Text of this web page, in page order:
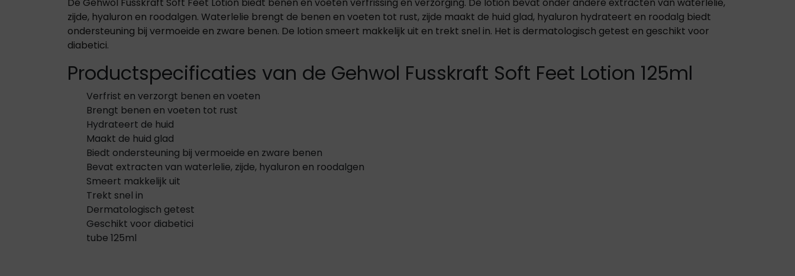
hoeveelheid
De Gehwol Fusskraft Soft Feet Lotion biedt benen en voeten verfrissing en verzorging. De lotion bevat onder andere extracten van waterlelie,
zijde, hyaluron en roodalgen. Waterlelie brengt de benen en voeten tot rust, zijde maakt de huid glad, hyaluron hydrateert en roodalg biedt
ondersteuning bij vermoeide en zware benen. De lotion smeert makkelijk uit en trekt snel in. Het is dermatologisch getest en geschikt voor
diabetici.
Productspecificaties van de Gehwol Fusskraft Soft Feet Lotion 125ml
Verfrist en verzorgt benen en voeten
Brengt benen en voeten tot rust
Hydrateert de huid
Maakt de huid glad
Biedt ondersteuning bij vermoeide en zware benen
Bevat extracten van waterlelie, zijde, hyaluron en roodalgen
Smeert makkelijk uit
Trekt snel in
Dermatologisch getest
Geschikt voor diabetici
tube 125ml